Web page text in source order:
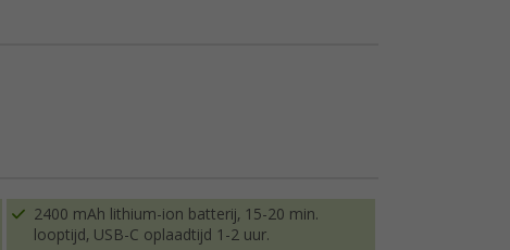
2400 mAh lithium-ion batterij, 15-20 min.
looptijd, USB-C oplaadtijd 1-2 uur.